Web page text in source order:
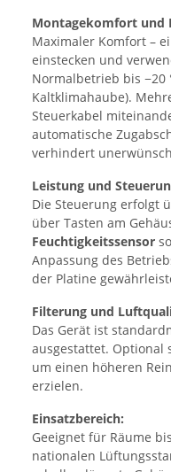
Montagekomfort und
Maximaler Komfort –
einstecken und
Normalbetrieb bis −20
Kaltklimahaube).
Steuerkabel
automatische
verhindert
Leistung und
Die Steuerung erfolgt
über Tasten am
Feuchtigkeitssensor
Anpassung des
der Platine
Filterung und
Das Gerät ist
ausgestattet. Optional
um einen höheren
erzielen.
Einsatzbereich:
Geeignet für Räume
nationalen